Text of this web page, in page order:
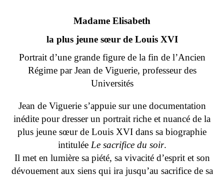
Madame Elisabeth
la plus jeune sœur de Louis XVI
Portrait d’une grande figure de la fin de l’Ancien
Régime par Jean de Viguerie, professeur des
Universités
Jean de Viguerie s’appuie sur une documentation
inédite pour dresser un portrait riche et nuancé de la
plus jeune sœur de Louis XVI dans sa biographie
intitulée Le sacrifice du soir.
Il met en lumière sa piété, sa vivacité d’esprit et son
dévouement aux siens qui ira jusqu’au sacrifice de sa